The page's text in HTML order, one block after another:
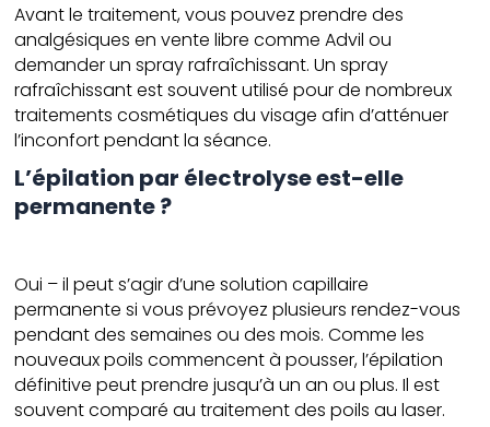
Avant le traitement, vous pouvez prendre des
analgésiques en vente libre comme Advil ou
demander un spray rafraîchissant. Un spray
rafraîchissant est souvent utilisé pour de nombreux
traitements cosmétiques du visage afin d’atténuer
l’inconfort pendant la séance.
L’épilation par électrolyse est-elle
permanente ?
Oui – il peut s’agir d’une solution capillaire
permanente si vous prévoyez plusieurs rendez-vous
pendant des semaines ou des mois. Comme les
nouveaux poils commencent à pousser, l’épilation
définitive peut prendre jusqu’à un an ou plus. Il est
souvent comparé au traitement des poils au laser.